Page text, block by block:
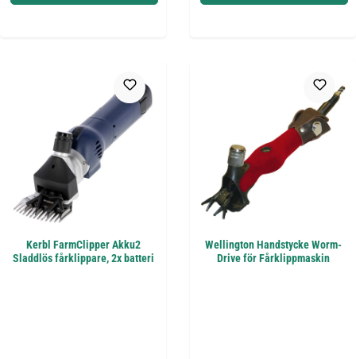
Kerbl FarmClipper Akku2
Sladdlös fårklippare, 2x batteri
Wellington Handstycke Worm-
Drive för Fårklippmaskin